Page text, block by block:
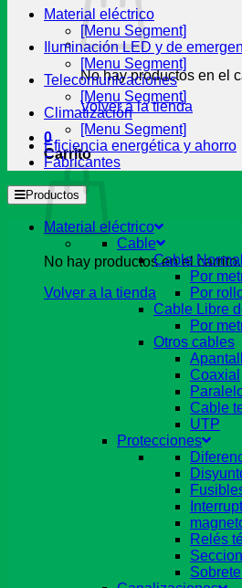
No hay productos en el
Volver a la tienda
0
Carrito
No hay productos en el carrito.
Volver a la tienda
Material eléctrico
[Menu Segment]
Iluminación LED y de
[Menu Segment]
Telecomunicaciones
[Menu Segment]
Climatización
[Menu Segment]
Eficiencia energética y ahorro
Fabricantes
Productos
Material eléctrico
Cable
Cable Normal
Por
Por
Cable Libre
Por
Otros cables
Coaxial
Cable
UTP
Protecciones
Relés